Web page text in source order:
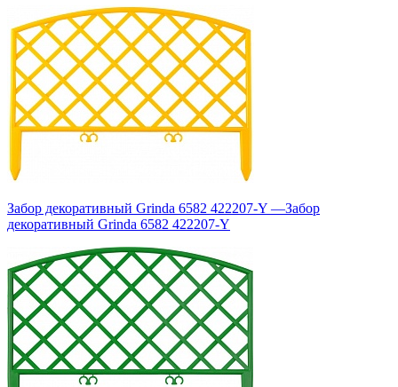
Забор декоративный Grinda 6582 422207-Y —Забор
декоративный Grinda 6582 422207-Y